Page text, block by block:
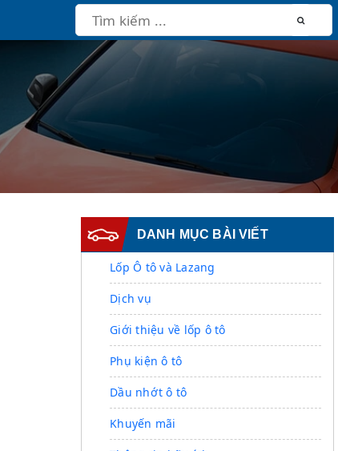
DANH MỤC BÀI VIẾT
Lốp Ô tô và Lazang
Dịch vụ
Giới thiệu về lốp ô tô
Phụ kiện ô tô
Dầu nhớt ô tô
Khuyến mãi